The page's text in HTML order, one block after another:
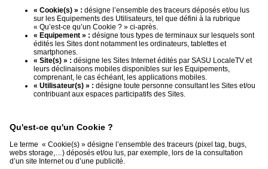
Accès
« Cookie(s) » : désigne l’ensemble des traceurs déposés et/ou lus
sur les Equipements des Utilisateurs, tel que défini à la rubrique
« Qu’est-ce qu’un Cookie ? » ci-après.
« Equipement » : désigne tous types de terminaux sur lesquels sont
édités les Sites dont notamment les ordinateurs, tablettes et
smartphones.
« Site(s) » : désigne les Sites Internet édités par SASU LocaleTV et
leurs déclinaisons mobiles disponibles sur les Equipements,
comprenant, le cas échéant, les applications mobiles.
« Utilisateur(s) » : désigne toute personne consultant les Sites et/ou
contribuant aux espaces participatifs des Sites.
Qu'est-ce qu'un Cookie ?
Le terme « Cookie(s) » désigne l’ensemble des traceurs (pixel tag, bugs,
webs storage,…) déposés et/ou lus, par exemple, lors de la consultation
d’un site Internet ou d’une publicité.